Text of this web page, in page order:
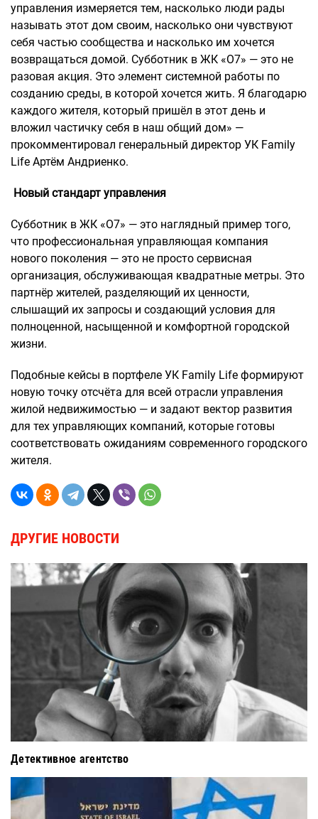
управления измеряется тем, насколько люди рады
называть этот дом своим, насколько они чувствуют
себя частью сообщества и насколько им хочется
возвращаться домой. Субботник в ЖК «О7» — это не
разовая акция. Это элемент системной работы по
созданию среды, в которой хочется жить. Я благодарю
каждого жителя, который пришёл в этот день и
вложил частичку себя в наш общий дом» —
прокомментировал генеральный директор УК Family
Life Артём Андриенко.
Новый стандарт управления
Субботник в ЖК «О7» — это наглядный пример того,
что профессиональная управляющая компания
нового поколения — это не просто сервисная
организация, обслуживающая квадратные метры. Это
партнёр жителей, разделяющий их ценности,
слышащий их запросы и создающий условия для
полноценной, насыщенной и комфортной городской
жизни.
Подобные кейсы в портфеле УК Family Life формируют
новую точку отсчёта для всей отрасли управления
жилой недвижимостью — и задают вектор развития
для тех управляющих компаний, которые готовы
соответствовать ожиданиям современного городского
жителя.
ДРУГИЕ НОВОСТИ
Детективное агентство